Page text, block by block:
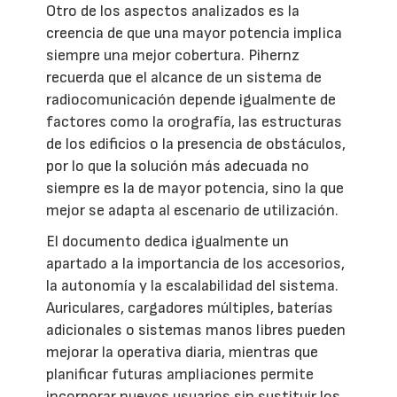
Otro de los aspectos analizados es la
creencia de que una mayor potencia implica
siempre una mejor cobertura. Pihernz
recuerda que el alcance de un sistema de
radiocomunicación depende igualmente de
factores como la orografía, las estructuras
de los edificios o la presencia de obstáculos,
por lo que la solución más adecuada no
siempre es la de mayor potencia, sino la que
mejor se adapta al escenario de utilización.
El documento dedica igualmente un
apartado a la importancia de los accesorios,
la autonomía y la escalabilidad del sistema.
Auriculares, cargadores múltiples, baterías
adicionales o sistemas manos libres pueden
mejorar la operativa diaria, mientras que
planificar futuras ampliaciones permite